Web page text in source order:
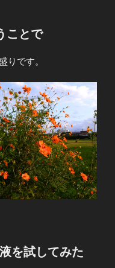
ことで
りです。
を試してみた